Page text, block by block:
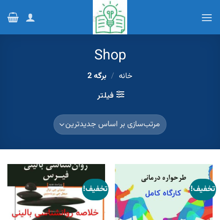
Shop
خانه / برگه 2
فیلتر
تخفیف! تخفیف!